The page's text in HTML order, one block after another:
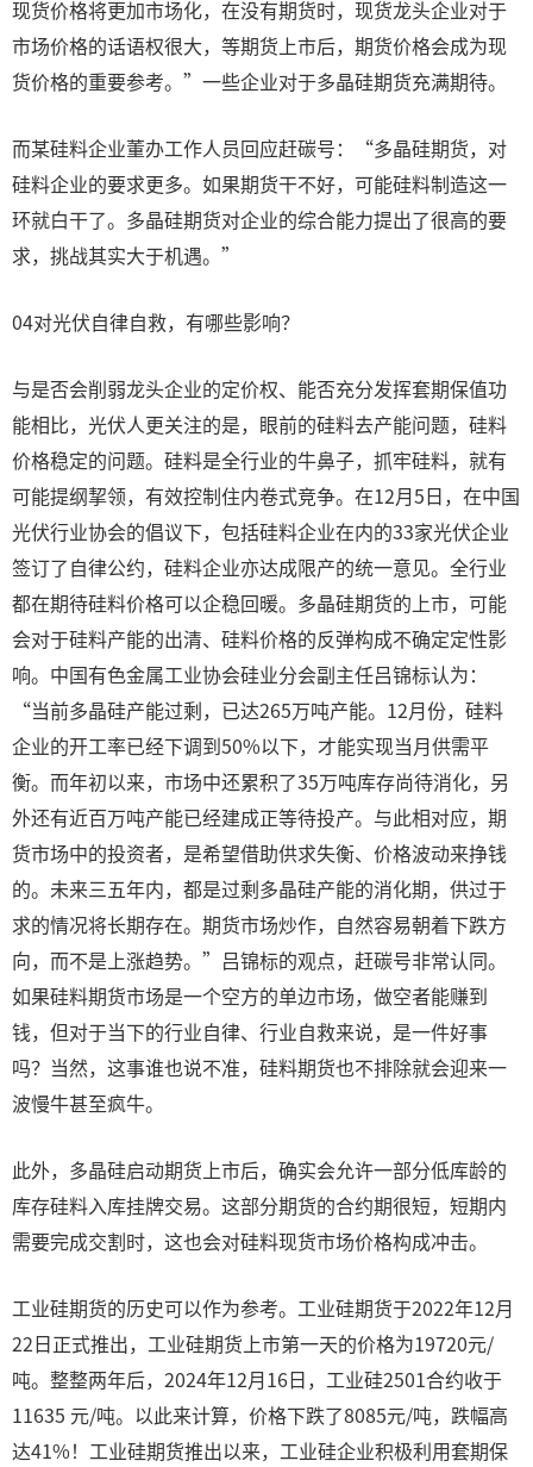
现货价格将更加市场化，在没有期货时，现货龙头企业对于
市场价格的话语权很大，等期货上市后，期货价格会成为现
货价格的重要参考。”一些企业对于多晶硅期货充满期待。
而某硅料企业董办工作人员回应赶碳号：“多晶硅期货，对
硅料企业的要求更多。如果期货干不好，可能硅料制造这一
环就白干了。多晶硅期货对企业的综合能力提出了很高的要
求，挑战其实大于机遇。”
04对光伏自律自救，有哪些影响？
与是否会削弱龙头企业的定价权、能否充分发挥套期保值功
能相比，光伏人更关注的是，眼前的硅料去产能问题，硅料
价格稳定的问题。硅料是全行业的牛鼻子，抓牢硅料，就有
可能提纲挈领，有效控制住内卷式竞争。在12月5日，在中国
光伏行业协会的倡议下，包括硅料企业在内的33家光伏企业
签订了自律公约，硅料企业亦达成限产的统一意见。全行业
都在期待硅料价格可以企稳回暖。多晶硅期货的上市，可能
会对于硅料产能的出清、硅料价格的反弹构成不确定定性影
响。中国有色金属工业协会硅业分会副主任吕锦标认为：
“当前多晶硅产能过剩，已达265万吨产能。12月份，硅料
企业的开工率已经下调到50%以下，才能实现当月供需平
衡。而年初以来，市场中还累积了35万吨库存尚待消化，另
外还有近百万吨产能已经建成正等待投产。与此相对应，期
货市场中的投资者，是希望借助供求失衡、价格波动来挣钱
的。未来三五年内，都是过剩多晶硅产能的消化期，供过于
求的情况将长期存在。期货市场炒作，自然容易朝着下跌方
向，而不是上涨趋势。”吕锦标的观点，赶碳号非常认同。
如果硅料期货市场是一个空方的单边市场，做空者能赚到
钱，但对于当下的行业自律、行业自救来说，是一件好事
吗？当然，这事谁也说不准，硅料期货也不排除就会迎来一
波慢牛甚至疯牛。
此外，多晶硅启动期货上市后，确实会允许一部分低库龄的
库存硅料入库挂牌交易。这部分期货的合约期很短，短期内
需要完成交割时，这也会对硅料现货市场价格构成冲击。
工业硅期货的历史可以作为参考。工业硅期货于2022年12月
22日正式推出，工业硅期货上市第一天的价格为19720元/
吨。整整两年后，2024年12月16日，工业硅2501合约收于
11635 元/吨。以此来计算，价格下跌了8085元/吨，跌幅高
达41%！工业硅期货推出以来，工业硅企业积极利用套期保